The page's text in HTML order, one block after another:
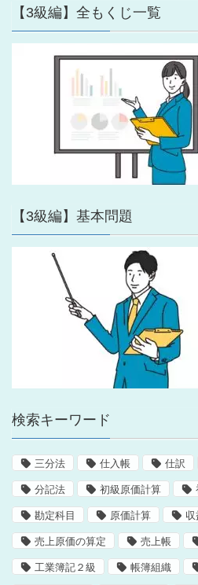
【3級編】全もくじ一覧
【3級編】基本問題
検索キーワード
三分法 仕入帳 仕訳
分記法 初級原価計算
勘定科目 原価計算 収
売上原価の算定 売上帳
工業簿記２級 帳簿組織